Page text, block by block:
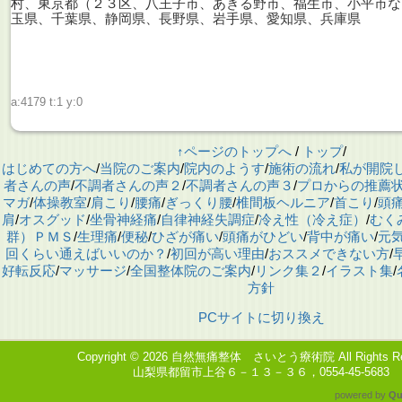
村、東京都（２３区、八王子市、あきる野市、福生市、小平市
玉県、千葉県、静岡県、長野県、岩手県、愛知県、兵庫県
a:4179 t:1 y:0
↑ページのトップへ/ トップ/
はじめての方へ/当院のご案内/院内のようす/施術の流れ/私が開院
者さんの声/不調者さんの声２ /不調者さんの声３/プロからの推薦
マガ/体操教室/肩こり/腰痛/ぎっくり腰/椎間板ヘルニア/首こり/頭
肩/オスグッド/坐骨神経痛/自律神経失調症/冷え性（冷え症） /むく
群）ＰＭＳ/生理痛/便秘/ひざが痛い/頭痛がひどい/背中が痛い/元
回くらい通えばいいのか？ /初回が高い理由/おススメできない方/
好転反応/マッサージ/全国整体院のご案内/リンク集２ /イラスト集/
方針
PCサイトに切り換え
Copyright © 2026 自然無痛整体 さいとう療術院 All Rights
山梨県都留市上谷６－１３－３６，0554-45-5683
powered by